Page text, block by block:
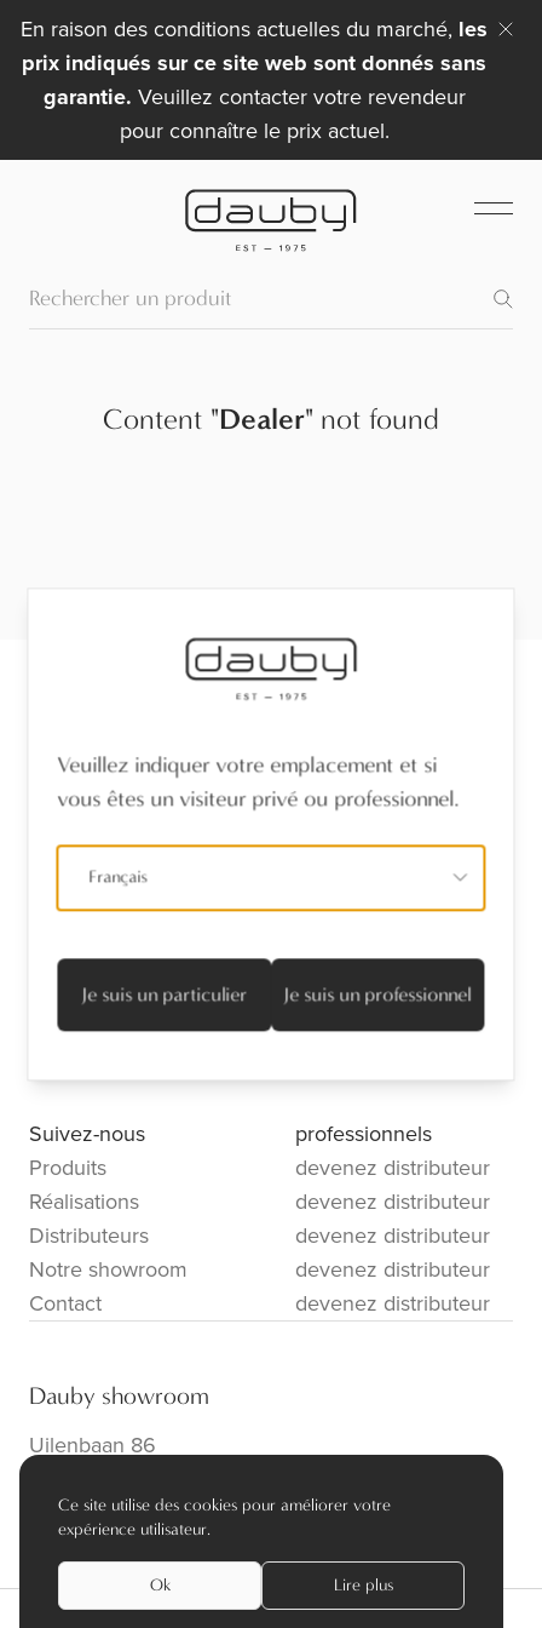
En raison des conditions actuelles du marché, les
prix indiqués sur ce site web sont donnés sans
garantie. Veuillez contacter votre revendeur
pour connaître le prix actuel.
Content "Dealer" not found
Nom*
Adresse mail*
S’abonner
Suivez-nous
Produits
Réalisations
Distributeurs
Notre showroom
Contact
professionnels
devenez distributeur
devenez distributeur
devenez distributeur
devenez distributeur
devenez distributeur
Dauby showroom
Uilenbaan 86
info@dauby.be|+32 3 354 16 86
Ce site utilise des cookies pour améliorer votre
expérience utilisateur.
Ok Lire plus
Veuillez indiquer votre emplacement et si
vous êtes un visiteur privé ou professionnel.
Français
Je suis un particulier Je suis un professionnel